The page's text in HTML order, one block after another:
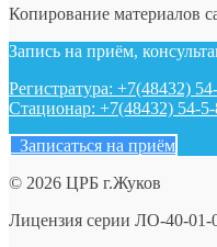
Копирование материалов
Запись на приём,
Регистратура: +7(48432)
Стационар: +7(48432) 54-
Записаться на приём
© 2026 ЦРБ г.Жуков
Лицензия серии ЛО-40-01-